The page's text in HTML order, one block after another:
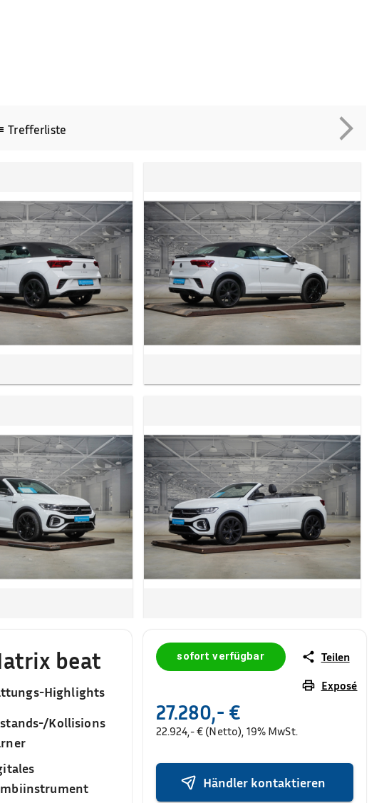
Trefferliste
beat
Highlights
Kollisions
sofort verfügbar
Teilen
Exposé
27.280,- €
22.924,- € (Netto), 19% MwSt.
Händler kontaktieren